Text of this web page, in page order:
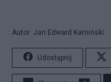
Autor: Jan Edward Kamiński
Udostępnij